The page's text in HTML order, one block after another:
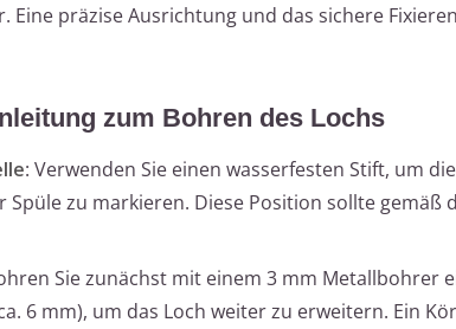
präzise Ausrichtung und das sichere
zum Bohren des Lochs
: Verwenden Sie einen wasserfesten Stift, um
Spüle zu markieren. Diese Position sollte
Sie zunächst mit einem 3 mm Metallbohrer
6 mm), um das Loch weiter zu erweitern. Ein